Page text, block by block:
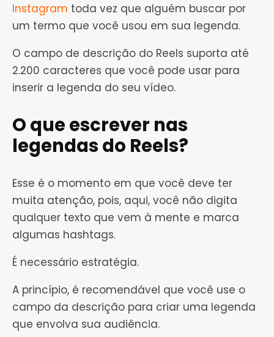
Instagram toda vez que alguém buscar por
um termo que você usou em sua legenda.
O campo de descrição do Reels suporta até
2.200 caracteres que você pode usar para
inserir a legenda do seu vídeo.
O que escrever nas
legendas do Reels?
Esse é o momento em que você deve ter
muita atenção, pois, aqui, você não digita
qualquer texto que vem à mente e marca
algumas hashtags.
É necessário estratégia.
A princípio, é recomendável que você use o
campo da descrição para criar uma legenda
que envolva sua audiência.